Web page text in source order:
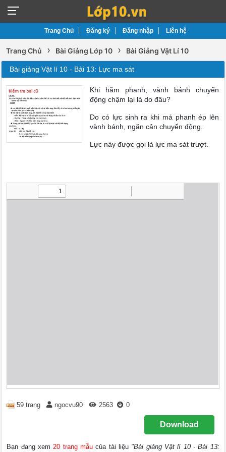
Trang Chủ Đăng ký Đăng nhập Liên hệ
Trang Chủ › Bài Giảng Lớp 10 › Bài Giảng Vật Lí 10
Bài giảng Vật lí 10 - Bài 13: Lực ma sát
Khi hãm phanh, vành bánh chuyển
động chậm lại là do đâu?
Do có lực sinh ra khi má phanh ép lên
vành bánh, ngăn cản chuyển động.
Lực này được gọi là lực ma sát trượt.
59 trang ngocvu90 2563 0
Download
Bạn đang xem20 trang mẫucủa tài liệu "Bài giảng Vật lí 10 - Bài 13: